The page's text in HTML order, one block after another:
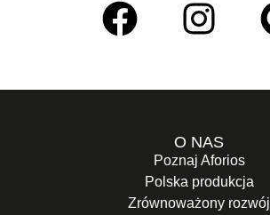
O NAS
Poznaj Aforios
Polska produkcja
Zrównoważony rozwój